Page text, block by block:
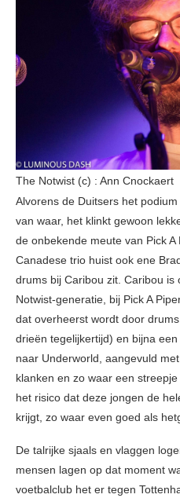
The Notwist (c) : Ann Cnockaert
Alvorens de Duitsers het
van waar, het klinkt gewoon
de onbekende meute van Pick
Canadese trio huist ook ene
drums bij Caribou zit. Caribou
Notwist-generatie, bij Pick A
dat overheerst wordt door
drieën tegelijkertijd) en bijna
naar Underworld, aangevuld
klanken en zo waar een
het risico dat deze jongen de
krijgt, zo waar even goed als
De talrijke sjaals en vlaggen
mensen lagen op dat moment
voetbalclub het er tegen